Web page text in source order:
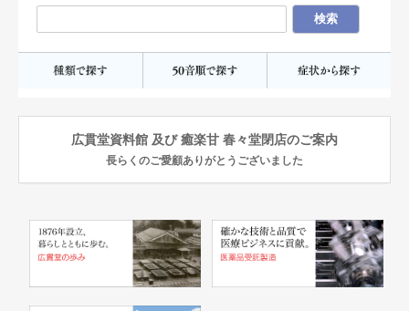
広貫堂資料館 及び 癒楽甘 春々堂閉店のご案内
長らくのご愛顧ありがとうございました